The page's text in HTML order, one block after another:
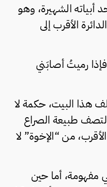
أبياته الشهيرة، وهو
الأقرب إلى
رميتُ أصابَني
هذا البيت، حكمة لا
طبيعة الصراع
من “الإخوة” لا
مفهومة، أما حين